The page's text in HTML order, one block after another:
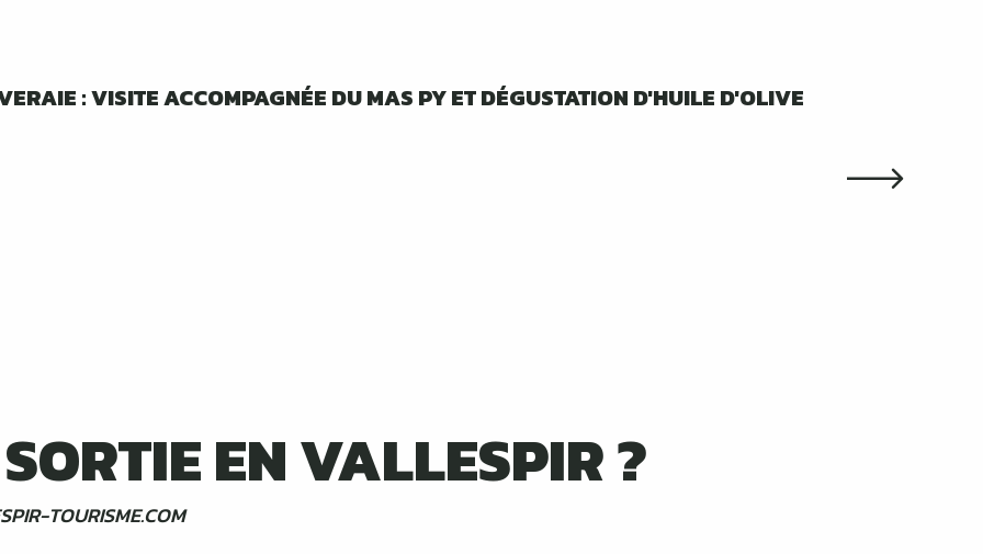
: VISITE ACCOMPAGNÉE DU MAS PY ET DÉGUSTATION D'HUILE D'OLIVE
EN VALLESPIR ?
TOURISME.COM